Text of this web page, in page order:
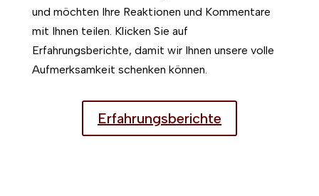
und möchten Ihre Reaktionen und Kommentare
mit Ihnen teilen. Klicken Sie auf
Erfahrungsberichte, damit wir Ihnen unsere volle
Aufmerksamkeit schenken können.
Erfahrungsberichte